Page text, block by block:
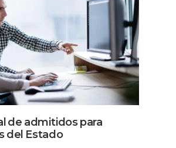
de admitidos para
del Estado